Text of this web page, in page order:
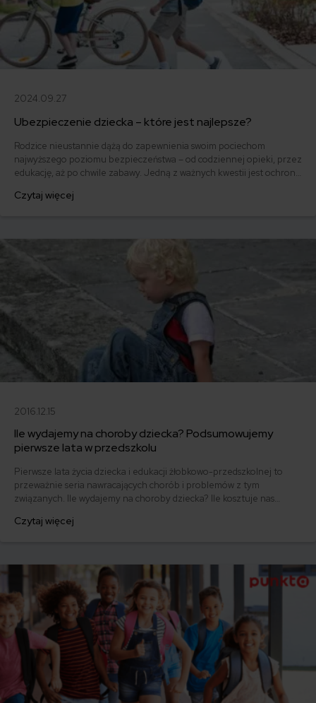
2024.09.27
Ubezpieczenie dziecka – które jest najlepsze?
Rodzice nieustannie dążą do zapewnienia swoim pociechom
najwyższego poziomu bezpieczeństwa – od codziennej opieki, przez
edukację, aż po chwile zabawy. Jedną z ważnych kwestii jest ochrona
choroby. Właśnie dlatego coraz więcej rodziców decyduje się na
Czytaj więcej
2016.12.15
Ile wydajemy na choroby dziecka? Podsumowujemy
pierwsze lata w przedszkolu
Pierwsze lata życia dziecka i edukacji żłobkowo-przedszkolnej to
przeważnie seria nawracających chorób i problemów z tym
związanych. Ile wydajemy na choroby dziecka? Ile kosztuje nas
Sprawdzamy!
Czytaj więcej